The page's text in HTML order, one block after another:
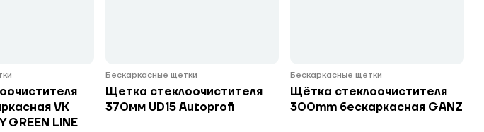
VK
GREEN LINE
Бескаркасные щетки
Щетка стеклоочистителя
370мм UD15 Autoprofi
Бескаркасные щетки
Щётка стеклоочистителя
300mm бескаркасная GANZ